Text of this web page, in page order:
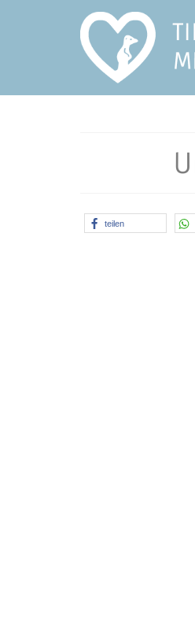
teilen